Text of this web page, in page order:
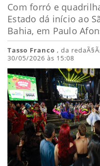
Com forró e
Estado dá início ao
Bahia, em Paulo
Tasso Franco , da
30/05/2026 às 15:08